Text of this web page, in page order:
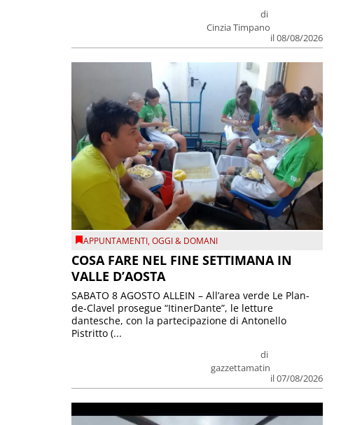
di
Cinzia Timpano
il 08/08/2026
APPUNTAMENTI,OGGI & DOMANI
COSA FARE NEL FINE SETTIMANA IN
VALLE D’AOSTA
di
gazzettamatin
il 07/08/2026
SABATO 8 AGOSTO ALLEIN – All’area verde Le Plan-
de-Clavel prosegue “ItinerDante”, le letture
dantesche, con la partecipazione di Antonello
Pistritto (...